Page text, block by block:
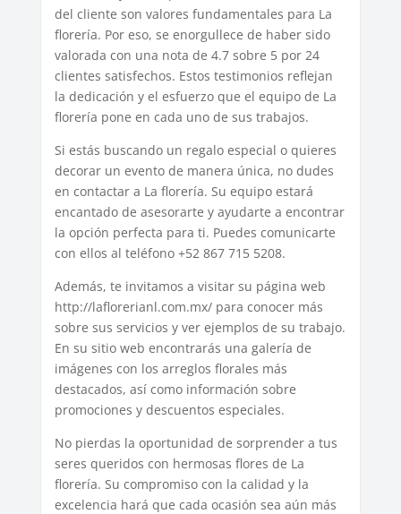
del cliente son valores fundamentales para La
florería. Por eso, se enorgullece de haber sido
valorada con una nota de 4.7 sobre 5 por 24
clientes satisfechos. Estos testimonios reflejan
la dedicación y el esfuerzo que el equipo de La
florería pone en cada uno de sus trabajos.
Si estás buscando un regalo especial o quieres
decorar un evento de manera única, no dudes
en contactar a La florería. Su equipo estará
encantado de asesorarte y ayudarte a encontrar
la opción perfecta para ti. Puedes comunicarte
con ellos al teléfono +52 867 715 5208.
Además, te invitamos a visitar su página web
http://laflorerianl.com.mx/ para conocer más
sobre sus servicios y ver ejemplos de su trabajo.
En su sitio web encontrarás una galería de
imágenes con los arreglos florales más
destacados, así como información sobre
promociones y descuentos especiales.
No pierdas la oportunidad de sorprender a tus
seres queridos con hermosas flores de La
florería. Su compromiso con la calidad y la
excelencia hará que cada ocasión sea aún más